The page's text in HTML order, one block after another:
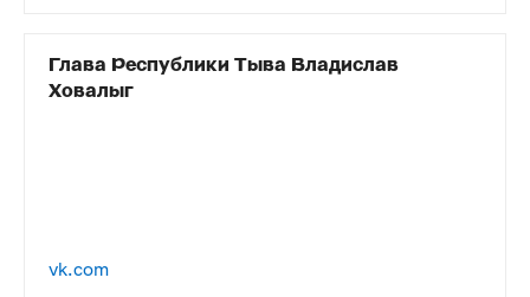
Глава Республики Тыва Владислав
Ховалыг
vk.com